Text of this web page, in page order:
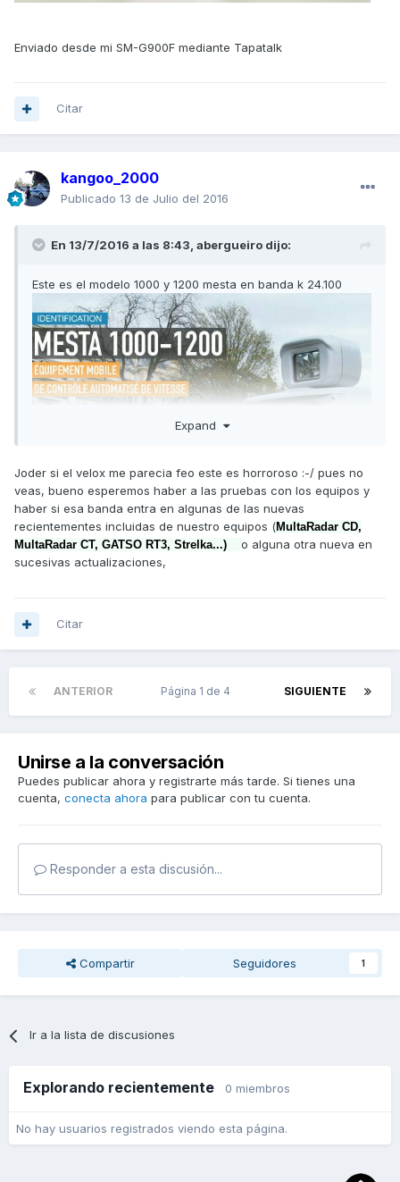
Enviado desde mi SM-G900F mediante Tapatalk
Citar
kangoo_2000
Publicado 13 de Julio del 2016
En 13/7/2016 a las 8:43, abergueiro dijo:
Este es el modelo 1000 y 1200 mesta en banda k 24.100
Expand
Joder si el velox me parecia feo este es horroroso :-/ pues no
veas, bueno esperemos haber a las pruebas con los equipos y
haber si esa banda entra en algunas de las nuevas
recientementes incluidas de nuestro equipos (MultaRadar CD,
MultaRadar CT, GATSO RT3, Strelka...) o alguna otra nueva en
sucesivas actualizaciones,
Citar
ANTERIOR SIGUIENTE
Página 1 de 4
Unirse a la conversación
Puedes publicar ahora y registrarte más tarde. Si tienes una
cuenta, conecta ahora para publicar con tu cuenta.
Responder a esta discusión...
Compartir Seguidores 1
Ir a la lista de discusiones
Explorando recientemente 0 miembros
No hay usuarios registrados viendo esta página.